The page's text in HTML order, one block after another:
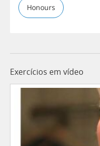
Honours
Exercícios em vídeo